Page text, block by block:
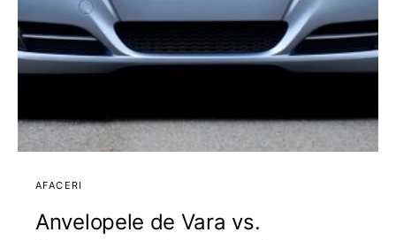
AFACERI
Anvelopele de Vara vs.